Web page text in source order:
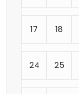
17 18
24 25